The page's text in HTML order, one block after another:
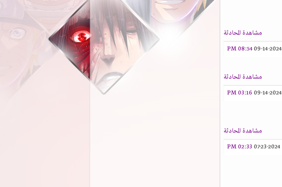
مشاهدة المحادثة
09-14-2024
08:54 PM
مشاهدة المحادثة
09-14-2024
03:16 PM
مشاهدة المحادثة
07-23-2024
02:33 PM